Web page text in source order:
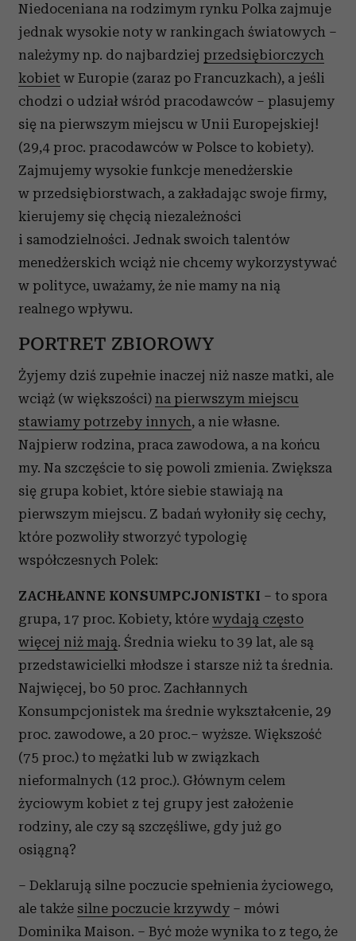
Niedoceniana na rodzimym rynku Polka zajmuje
jednak wysokie noty w rankingach światowych –
należymy np. do najbardziej przedsiębiorczych
kobiet w Europie (zaraz po Francuzkach), a jeśli
chodzi o udział wśród pracodawców – plasujemy
się na pierwszym miejscu w Unii Europejskiej!
(29,4 proc. pracodawców w Polsce to kobiety).
Zajmujemy wysokie funkcje menedżerskie
w przedsiębiorstwach, a zakładając swoje firmy,
kierujemy się chęcią niezależności
i samodzielności. Jednak swoich talentów
menedżerskich wciąż nie chcemy wykorzystywać
w polityce, uważamy, że nie mamy na nią
realnego wpływu.
PORTRET ZBIOROWY
Żyjemy dziś zupełnie inaczej niż nasze matki, ale
wciąż (w większości) na pierwszym miejscu
stawiamy potrzeby innych, a nie własne.
Najpierw rodzina, praca zawodowa, a na końcu
my. Na szczęście to się powoli zmienia. Zwiększa
się grupa kobiet, które siebie stawiają na
pierwszym miejscu. Z badań wyłoniły się cechy,
które pozwoliły stworzyć typologię
współczesnych Polek:
ZACHŁANNE KONSUMPCJONISTKI – to spora
grupa, 17 proc. Kobiety, które wydają często
więcej niż mają. Średnia wieku to 39 lat, ale są
przedstawicielki młodsze i starsze niż ta średnia.
Najwięcej, bo 50 proc. Zachłannych
Konsumpcjonistek ma średnie wykształcenie, 29
proc. zawodowe, a 20 proc.– wyższe. Większość
(75 proc.) to mężatki lub w związkach
nieformalnych (12 proc.). Głównym celem
życiowym kobiet z tej grupy jest założenie
rodziny, ale czy są szczęśliwe, gdy już go
osiągną?
– Deklarują silne poczucie spełnienia życiowego,
ale także silne poczucie krzywdy – mówi
Dominika Maison. – Być może wynika to z tego, że